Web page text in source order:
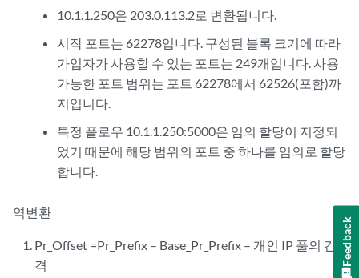
10.1.1.250은 203.0.113.2로 변환됩니다.
시작 포트는 62278입니다. 구성된 블록 크기에 따라
가입자가 사용할 수 있는 포트는 249개입니다. 사용
가능한 포트 범위는 포트 62278에서 62526(포함)까
지입니다.
특정 플로우 10.1.1.250:5000은 임의 할당이 지정되
었기 때문에 해당 범위의 포트 중 하나를 임의로 할당
합니다.
역변환
Pr_Offset =Pr_Prefix – Base_Pr_Prefix – 개인 IP 풀의 간
격
Feedback